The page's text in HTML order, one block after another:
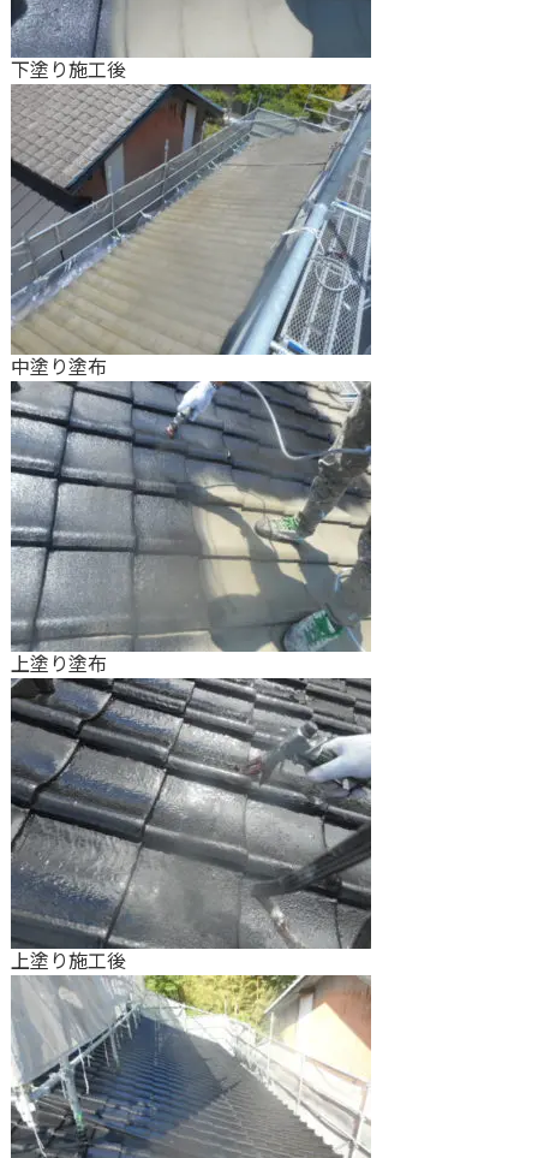
下塗り施工後
中塗り塗布
上塗り塗布
上塗り施工後